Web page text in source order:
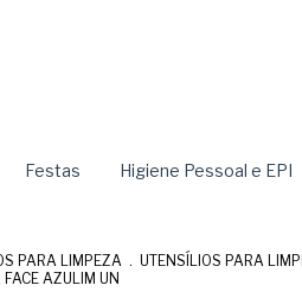
Festas Higiene Pessoal e EPI
PARA LIMPEZA . UTENSÍLIOS PARA
AZULIM UN